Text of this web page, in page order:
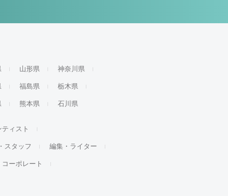
山形県 神奈川県
福島県 栃木県
熊本県 石川県
ィスト
スタッフ 編集・ライター
ーポレート